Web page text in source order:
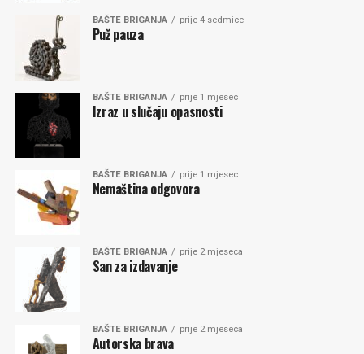
BAŠTE BRIGANJA prije 4 sedmice
Puž pauza
BAŠTE BRIGANJA prije 1 mjesec
Izraz u slučaju opasnosti
BAŠTE BRIGANJA prije 1 mjesec
Nemaština odgovora
BAŠTE BRIGANJA prije 2 mjeseca
San za izdavanje
BAŠTE BRIGANJA prije 2 mjeseca
Autorska brava